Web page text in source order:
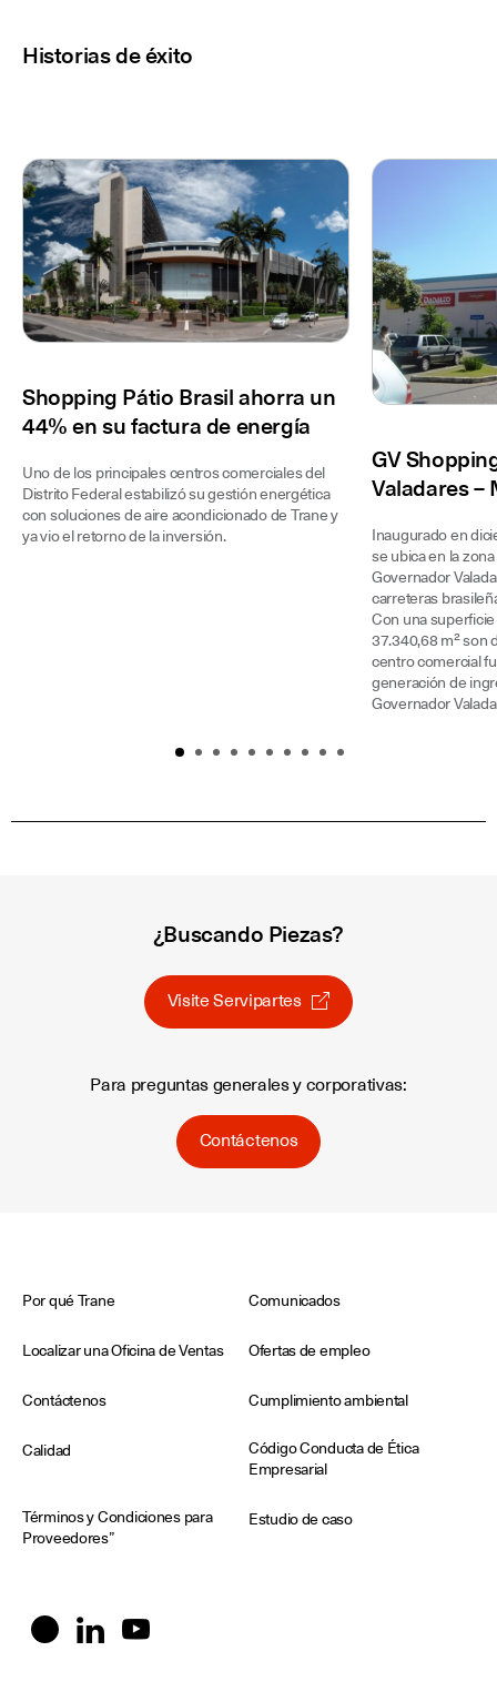
Historias de éxito
Shopping Pátio Brasil ahorra un
44% en su factura de energía
Uno de los principales centros comerciales del
Distrito Federal estabilizó su gestión energética
con soluciones de aire acondicionado de Trane y
ya vio el retorno de la inversión.
GV
Valadares –
Inaugurado en
se ubica en la
Governador
carreteras
Con una
37.340,68 m² son
centro comercial
generación de
Governador
¿Buscando Piezas?
Visite Servipartes
Para preguntas generales y corporativas:
Contáctenos
Por qué Trane Comunicados
Localizar una Oficina de Ventas Ofertas de empleo
Contáctenos Cumplimiento ambiental
Calidad
Código Conducta de Ética
Empresarial
Términos y Condiciones para
Proveedores”
Estudio de caso